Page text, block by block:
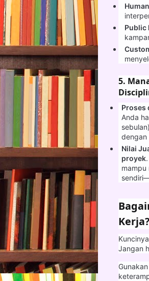
Public
5.
Proses
Anda
dengan
Nilai
proyek
Kerja?
Jangan